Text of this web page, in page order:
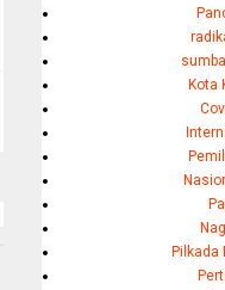
Kota
Pilkada